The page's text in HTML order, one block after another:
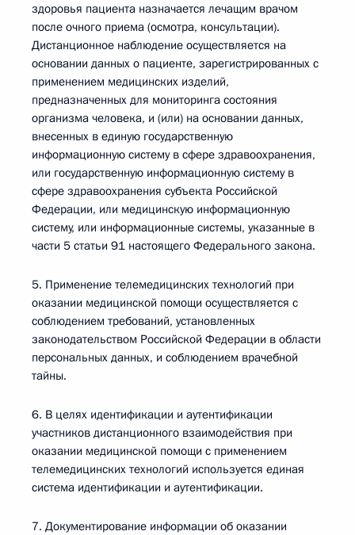
здоровья пациента назначается лечащим врачом
после очного приема (осмотра, консультации).
Дистанционное наблюдение осуществляется на
основании данных о пациенте, зарегистрированных с
применением медицинских изделий,
предназначенных для мониторинга состояния
организма человека, и (или) на основании данных,
внесенных в единую государственную
информационную систему в сфере здравоохранения,
или государственную информационную систему в
сфере здравоохранения субъекта Российской
Федерации, или медицинскую информационную
систему, или информационные системы, указанные в
части 5 статьи 91 настоящего Федерального закона.
5. Применение телемедицинских технологий при
оказании медицинской помощи осуществляется с
соблюдением требований, установленных
законодательством Российской Федерации в области
персональных данных, и соблюдением врачебной
тайны.
6. В целях идентификации и аутентификации
участников дистанционного взаимодействия при
оказании медицинской помощи с применением
телемедицинских технологий используется единая
система идентификации и аутентификации.
7. Документирование информации об оказании